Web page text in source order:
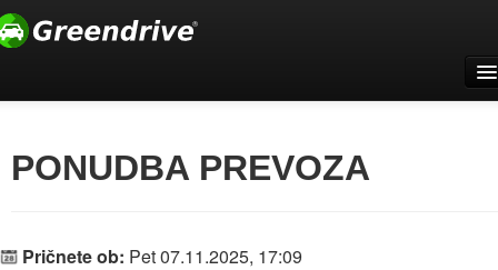
Za podjetja
Podpora
Registrirajte se
PONUDBA PREVOZA
Pričnete ob: Pet 07.11.2025, 17:09